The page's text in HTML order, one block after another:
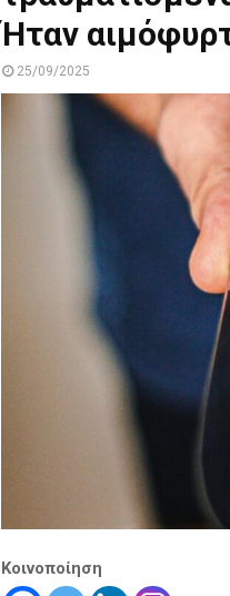
Ήταν
25/09/2025
Κοινοποίηση